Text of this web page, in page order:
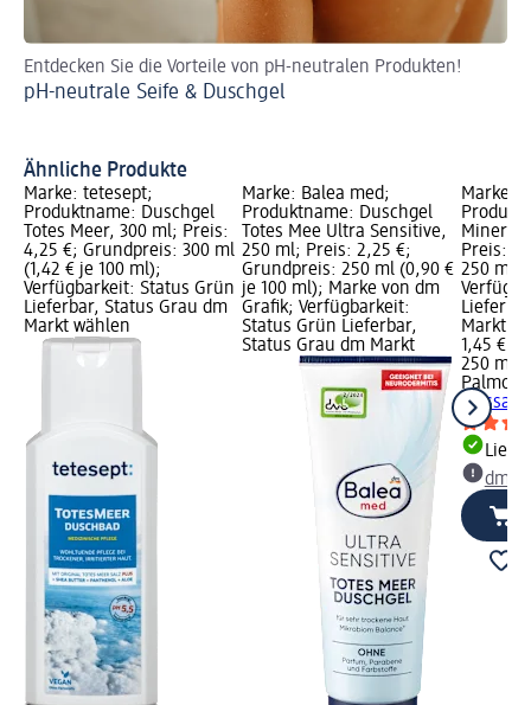
Entdecken Sie die Vorteile von pH-neutralen Produkten!
pH-neutrale Seife & Duschgel
Ähnliche Produkte
Marke: tetesept;
Produktname: Duschgel
Totes Meer, 300 ml; Preis:
4,25 €; Grundpreis: 300 ml
(1,42 € je 100 ml);
Verfügbarkeit: Status Grün
Lieferbar, Status Grau dm
Markt wählen
Marke: Balea med;
Produktname: Duschgel
Totes Mee Ultra Sensitive,
250 ml; Preis: 2,25 €;
Grundpreis: 250 ml (0,90 €
je 100 ml); Marke von dm
Grafik; Verfügbarkeit:
Status Grün Lieferbar,
Status Grau dm Markt
Marke:
Mineral
Preis:
250 ml
Markt
1,45 €
250 ml
dm